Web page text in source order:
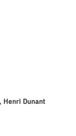
Henri Dunant